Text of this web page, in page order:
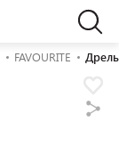
FAVOURITE